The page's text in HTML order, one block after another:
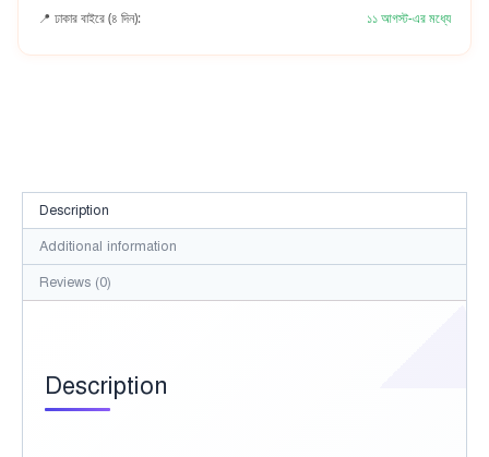
📍 ঢাকার বাইরে (৪ দিন):
১১ আগস্ট-এর মধ্যে
Description
Additional information
Reviews (0)
Description